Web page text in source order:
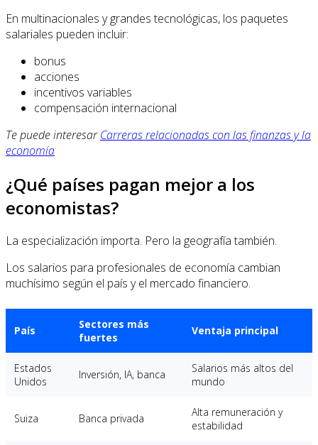
En multinacionales y grandes tecnológicas, los paquetes
salariales pueden incluir:
bonus
acciones
incentivos variables
compensación internacional
Te puede interesarCarreras relacionadas con las finanzas y la
economía
¿Qué países pagan mejor a los
economistas?
La especialización importa. Pero la geografía también.
Los salarios para profesionales de economía cambian
muchísimo según el país y el mercado financiero.
País
Sectores más
fuertes
Ventaja principal
Estados
Unidos
Inversión, IA, banca
Salarios más altos del
mundo
Suiza Banca privada
Alta remuneración y
estabilidad